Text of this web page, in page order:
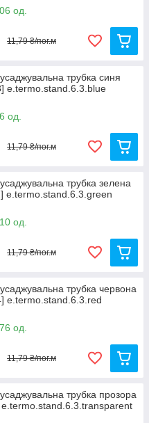
од.
11,79 ₴/пог.м
трубка синя
e.termo.stand.6.3.blue
од.
11,79 ₴/пог.м
трубка зелена
e.termo.stand.6.3.green
од.
11,79 ₴/пог.м
трубка червона
e.termo.stand.6.3.red
од.
11,79 ₴/пог.м
трубка прозора